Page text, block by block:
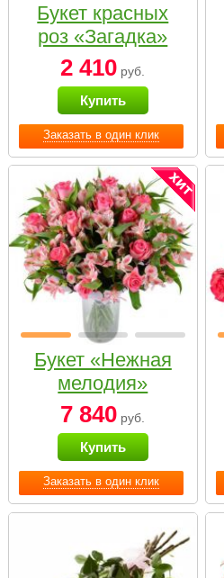
Заказать в один клик
Букет красных
роз «Загадка»
2 410 руб.
Купить
Заказать в один клик
Букет «Нежная
мелодия»
7 840 руб.
Купить